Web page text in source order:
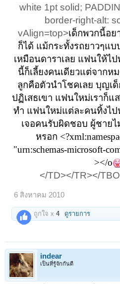
white 1pt solid;
border-right-alt:
vAlign=top>เด็กพวกนี้อย
ก็ได้ แม้กระทั้งรถยาวๆแบ
เหมือนดาราเลย แฟนให้ไ
นี้ก็เลี้ยงคนเดียวแต่จากห
ลูกคือตัวนำโชคเลย บุญเด็
ปฏิเสธเขา แฟนใหม่เราก็แ
ทำ แฟนใหม่แต่ละคนทิ้งไป
เจอคนรับผิดชอบ ผู้ชายไ
หรอก
"urn:schemas-microsoft-
></o
</TD></TR></
6 สิงหาคม 2010
ถูกใจ x4 ดูรายการ
indear
เป็นที่รู้จักกันดี